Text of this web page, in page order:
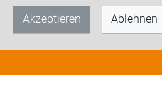
Akzeptieren Ablehnen